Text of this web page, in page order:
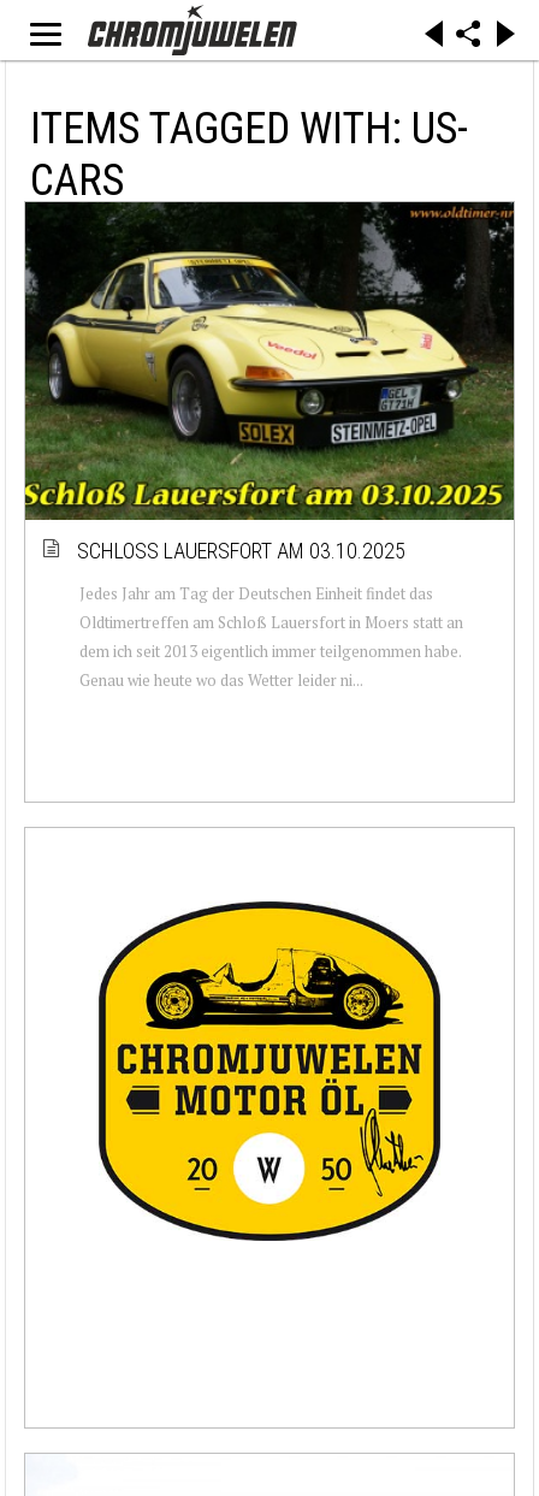
ITEMS TAGGED WITH: US-
CARS
SCHLOSS LAUERSFORT AM 03.10.2025
Jedes Jahr am Tag der Deutschen Einheit findet das
Oldtimertreffen am Schloß Lauersfort in Moers statt an
dem ich seit 2013 eigentlich immer teilgenommen habe.
Genau wie heute wo das Wetter leider ni...